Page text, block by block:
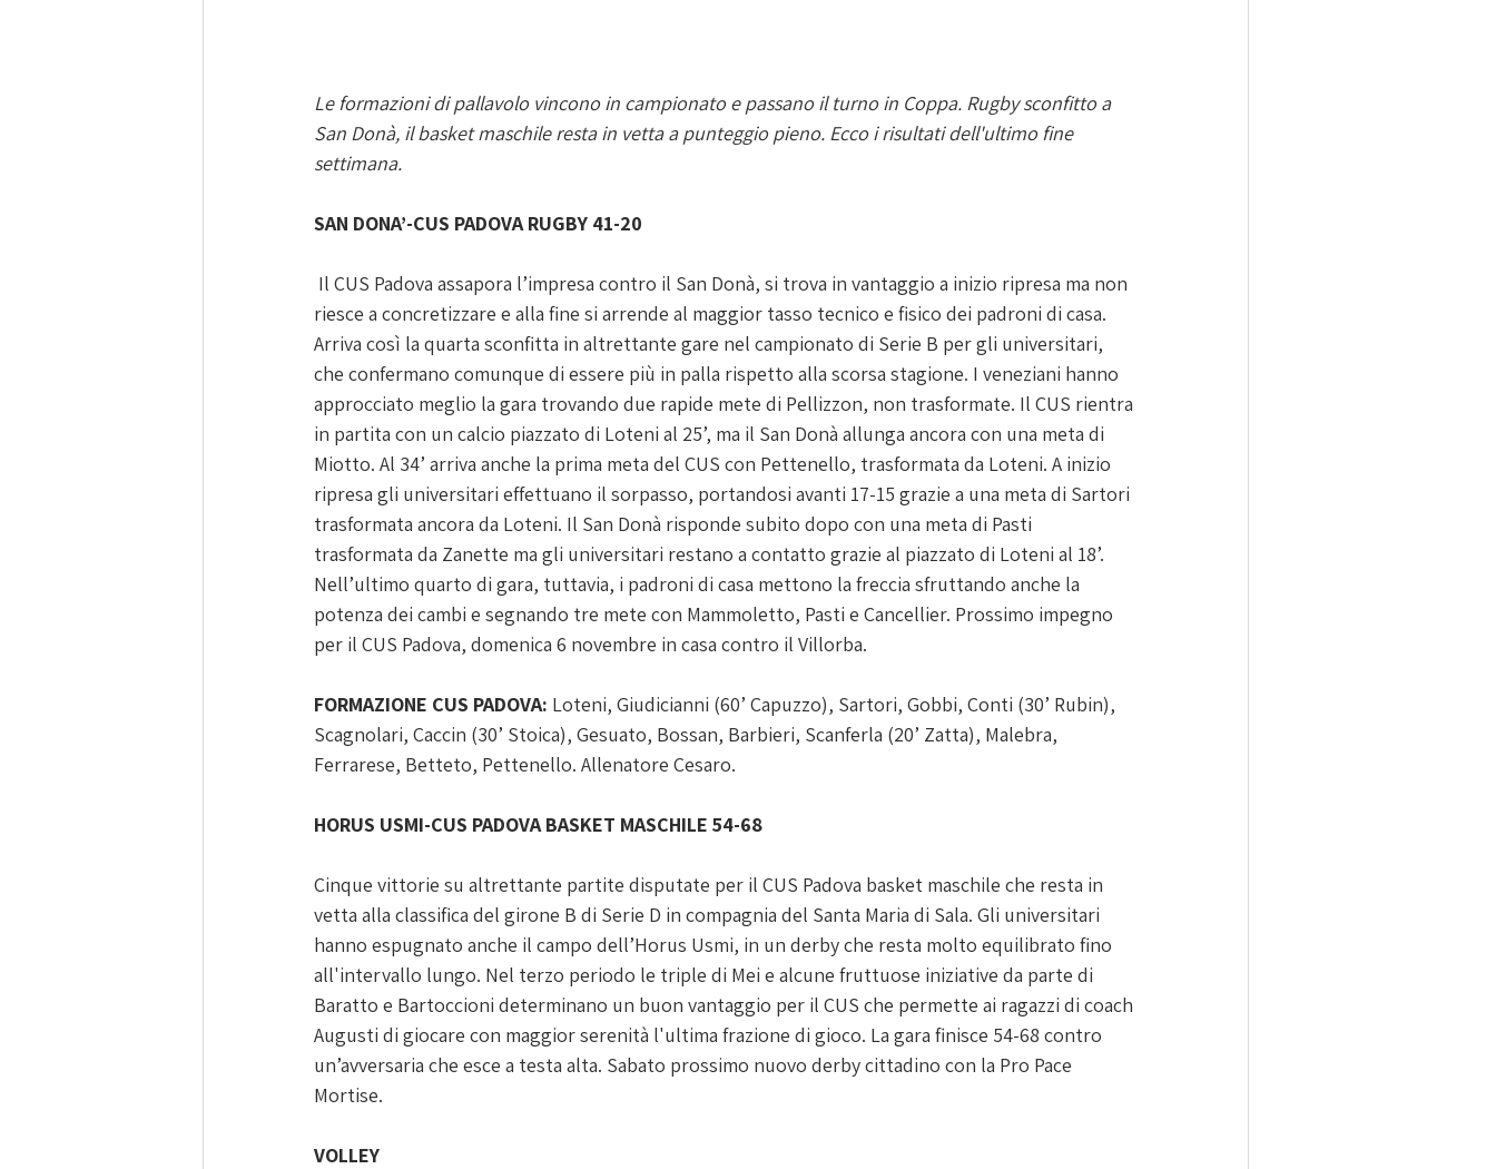
Le formazioni di pallavolo vincono in campionato e passano il turno in Coppa. Rugby sconfitto a
San Donà, il basket maschile resta in vetta a punteggio pieno. Ecco i risultati dell'ultimo fine
settimana.
SAN DONA’-CUS PADOVA RUGBY 41-20
riesce a concretizzare e alla fine si arrende al maggior tasso tecnico e fisico dei padroni di casa.
Arriva così la quarta sconfitta in altrettante gare nel campionato di Serie B per gli universitari,
che confermano comunque di essere più in palla rispetto alla scorsa stagione. I veneziani hanno
approcciato meglio la gara trovando due rapide mete di Pellizzon, non trasformate. Il CUS rientra
in partita con un calcio piazzato di Loteni al 25’, ma il San Donà allunga ancora con una meta di
Miotto. Al 34’ arriva anche la prima meta del CUS con Pettenello, trasformata da Loteni. A inizio
ripresa gli universitari effettuano il sorpasso, portandosi avanti 17-15 grazie a una meta di Sartori
trasformata ancora da Loteni. Il San Donà risponde subito dopo con una meta di Pasti
trasformata da Zanette ma gli universitari restano a contatto grazie al piazzato di Loteni al 18’.
Nell’ultimo quarto di gara, tuttavia, i padroni di casa mettono la freccia sfruttando anche la
potenza dei cambi e segnando tre mete con Mammoletto, Pasti e Cancellier. Prossimo impegno
per il CUS Padova, domenica 6 novembre in casa contro il Villorba.
FORMAZIONE CUS PADOVA: Loteni, Giudicianni (60’ Capuzzo), Sartori, Gobbi, Conti (30’ Rubin),
Scagnolari, Caccin (30’ Stoica), Gesuato, Bossan, Barbieri, Scanferla (20’ Zatta), Malebra,
Ferrarese, Betteto, Pettenello. Allenatore Cesaro.
HORUS USMI-CUS PADOVA BASKET MASCHILE 54-68
Cinque vittorie su altrettante partite disputate per il CUS Padova basket maschile che resta in
vetta alla classifica del girone B di Serie D in compagnia del Santa Maria di Sala. Gli universitari
hanno espugnato anche il campo dell’Horus Usmi, in un derby che resta molto equilibrato fino
all'intervallo lungo. Nel terzo periodo le triple di Mei e alcune fruttuose iniziative da parte di
Baratto e Bartoccioni determinano un buon vantaggio per il CUS che permette ai ragazzi di coach
Augusti di giocare con maggior serenità l'ultima frazione di gioco. La gara finisce 54-68 contro
un’avversaria che esce a testa alta. Sabato prossimo nuovo derby cittadino con la Pro Pace
Mortise.
VOLLEY